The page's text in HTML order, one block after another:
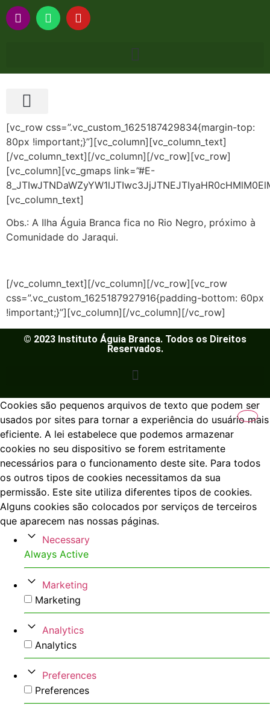
[vc_row css=”.vc_custom_1625187429834{margin-top:
80px !important;}”][vc_column][vc_column_text]
[/vc_column_text][/vc_column][/vc_row][vc_row]
[vc_column][vc_gmaps link=”#E-
[vc_column_text]
Obs.: A Ilha Águia Branca fica no Rio Negro, próximo à
Comunidade do Jaraqui.
[/vc_column_text][/vc_column][/vc_row][vc_row
css=”.vc_custom_1625187927916{padding-bottom: 60px
!important;}”][vc_column][/vc_column][/vc_row]
© 2023 Instituto Águia Branca. Todos os Direitos
Reservados.
Cookies são pequenos arquivos de texto que podem ser
usados por sites para tornar a experiência do usuário mais
eficiente. A lei estabelece que podemos armazenar
cookies no seu dispositivo se forem estritamente
necessários para o funcionamento deste site. Para todos
os outros tipos de cookies necessitamos da sua
permissão. Este site utiliza diferentes tipos de cookies.
Alguns cookies são colocados por serviços de terceiros
que aparecem nas nossas páginas.
Necessary
Always Active
Marketing
Marketing
Analytics
Analytics
Preferences
Preferences